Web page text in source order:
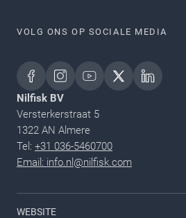
VOLG ONS OP SOCIALE MEDIA
Nilfisk BV
Versterkerstraat 5
1322 AN Almere
Tel: +31 036-5460700
Email: info.nl@nilfisk.com
WEBSITE